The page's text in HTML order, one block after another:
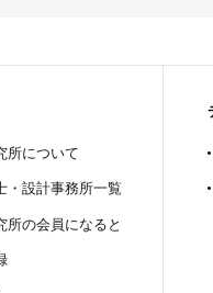
所について
・設計事務所一覧
所の会員になると